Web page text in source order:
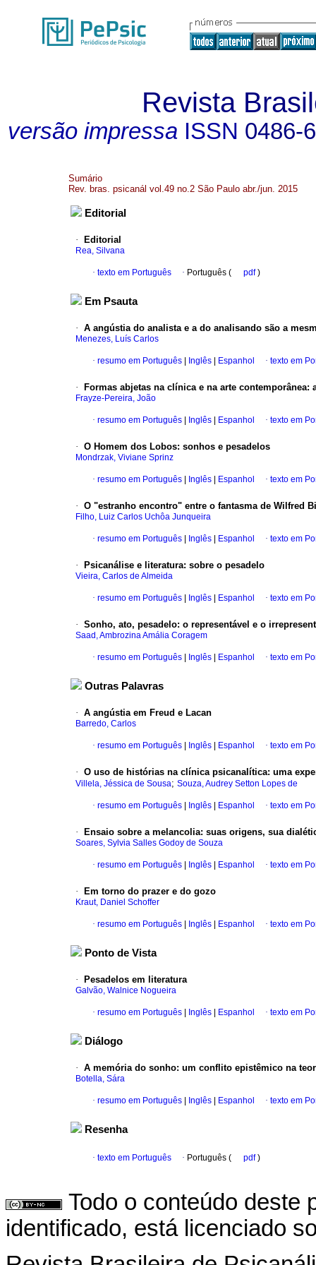
Revista
versão impressa ISSN 0486-
Sumário
Rev. bras. psicanál vol.49 no.2 São Paulo abr./jun. 2015
Editorial
· Editorial
Rea, Silvana
· texto em Português · Português ( pdf)
Em Psauta
· A angústia do analista e a do analisando são a
Menezes, Luís Carlos
· resumo em Português Inglês Espanhol · texto em
· Formas abjetas na clínica e na arte contemporânea:
Frayze-Pereira, João
· resumo em Português Inglês Espanhol · texto em
· O Homem dos Lobos: sonhos e pesadelos
Mondrzak, Viviane Sprinz
· resumo em Português Inglês Espanhol · texto em
· O "estranho encontro" entre o fantasma de Wilfred
Filho, Luiz Carlos Uchôa Junqueira
· resumo em Português Inglês Espanhol · texto em
· Psicanálise e literatura: sobre o pesadelo
Vieira, Carlos de Almeida
· resumo em Português Inglês Espanhol · texto em
· Sonho, ato, pesadelo: o representável e o
Saad, Ambrozina Amália Coragem
· resumo em Português Inglês Espanhol · texto em
Outras Palavras
· A angústia em Freud e Lacan
Barredo, Carlos
· resumo em Português Inglês Espanhol · texto em
· O uso de histórias na clínica psicanalítica: uma
Villela, Jéssica de Sousa; Souza, Audrey Setton Lopes de
· resumo em Português Inglês Espanhol · texto em
· Ensaio sobre a melancolia: suas origens, sua
Soares, Sylvia Salles Godoy de Souza
· resumo em Português Inglês Espanhol · texto em
· Em torno do prazer e do gozo
Kraut, Daniel Schoffer
· resumo em Português Inglês Espanhol · texto em
Ponto de Vista
· Pesadelos em literatura
Galvão, Walnice Nogueira
· resumo em Português Inglês Espanhol · texto em
Diálogo
· A memória do sonho: um conflito epistêmico na
Botella, Sára
· resumo em Português Inglês Espanhol · texto em
Resenha
· texto em Português · Português ( pdf)
Todo o conteúdo deste
identificado, está licenciado